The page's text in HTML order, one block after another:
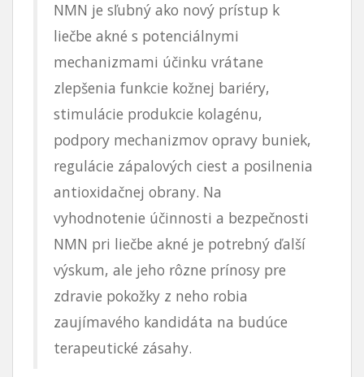
NMN je sľubný ako nový prístup k
liečbe akné s potenciálnymi
mechanizmami účinku vrátane
zlepšenia funkcie kožnej bariéry,
stimulácie produkcie kolagénu,
podpory mechanizmov opravy buniek,
regulácie zápalových ciest a posilnenia
antioxidačnej obrany. Na
vyhodnotenie účinnosti a bezpečnosti
NMN pri liečbe akné je potrebný ďalší
výskum, ale jeho rôzne prínosy pre
zdravie pokožky z neho robia
zaujímavého kandidáta na budúce
terapeutické zásahy.